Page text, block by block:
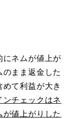
にネムが値上が
まま返金した
て利益が大き
ンチェックはネ
が値上がりした